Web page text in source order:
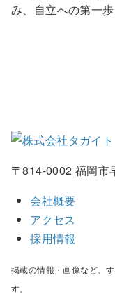
み、自立への第一
〒814-0002 福岡市
会社概要
アクセス
採用情報
掲載の情報・画像など、
す。